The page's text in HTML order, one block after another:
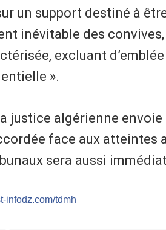
un support destiné à
inévitable des
excluant
».
justice algérienne
face aux atteintes
sera aussi
infodz.com/tdmh